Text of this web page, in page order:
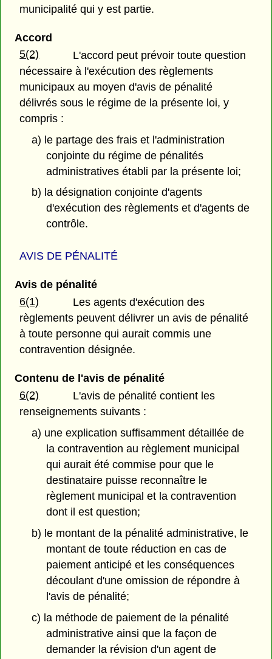
municipalité qui y est partie.
Accord
5(2)
L'accord peut prévoir toute question
nécessaire à l'exécution des règlements
municipaux au moyen d'avis de pénalité
délivrés sous le régime de la présente loi, y
compris :
a) le partage des frais et l'administration
conjointe du régime de pénalités
administratives établi par la présente loi;
b) la désignation conjointe d'agents
d'exécution des règlements et d'agents de
contrôle.
AVIS DE PÉNALITÉ
Avis de pénalité
6(1)
Les agents d'exécution des
règlements peuvent délivrer un avis de pénalité
à toute personne qui aurait commis une
contravention désignée.
Contenu de l'avis de pénalité
6(2)
L'avis de pénalité contient les
renseignements suivants :
a) une explication suffisamment détaillée de
la contravention au règlement municipal
qui aurait été commise pour que le
destinataire puisse reconnaître le
règlement municipal et la contravention
dont il est question;
b) le montant de la pénalité administrative, le
montant de toute réduction en cas de
paiement anticipé et les conséquences
découlant d'une omission de répondre à
l'avis de pénalité;
c) la méthode de paiement de la pénalité
administrative ainsi que la façon de
demander la révision d'un agent de